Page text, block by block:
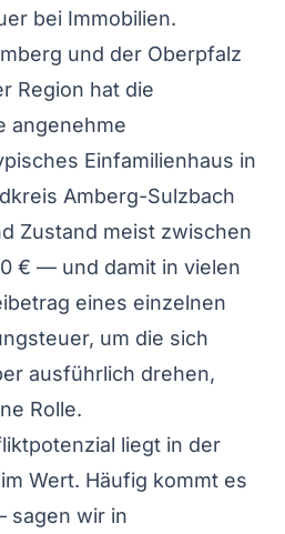
bei Immobilien.
und der Oberpfalz
Region hat die
angenehme
Einfamilienhaus in
Amberg-Sulzbach
Zustand meist zwischen
€ — und damit in vielen
eines einzelnen
um die sich
ausführlich drehen,
Rolle.
liegt in der
Wert. Häufig kommt es
sagen wir in